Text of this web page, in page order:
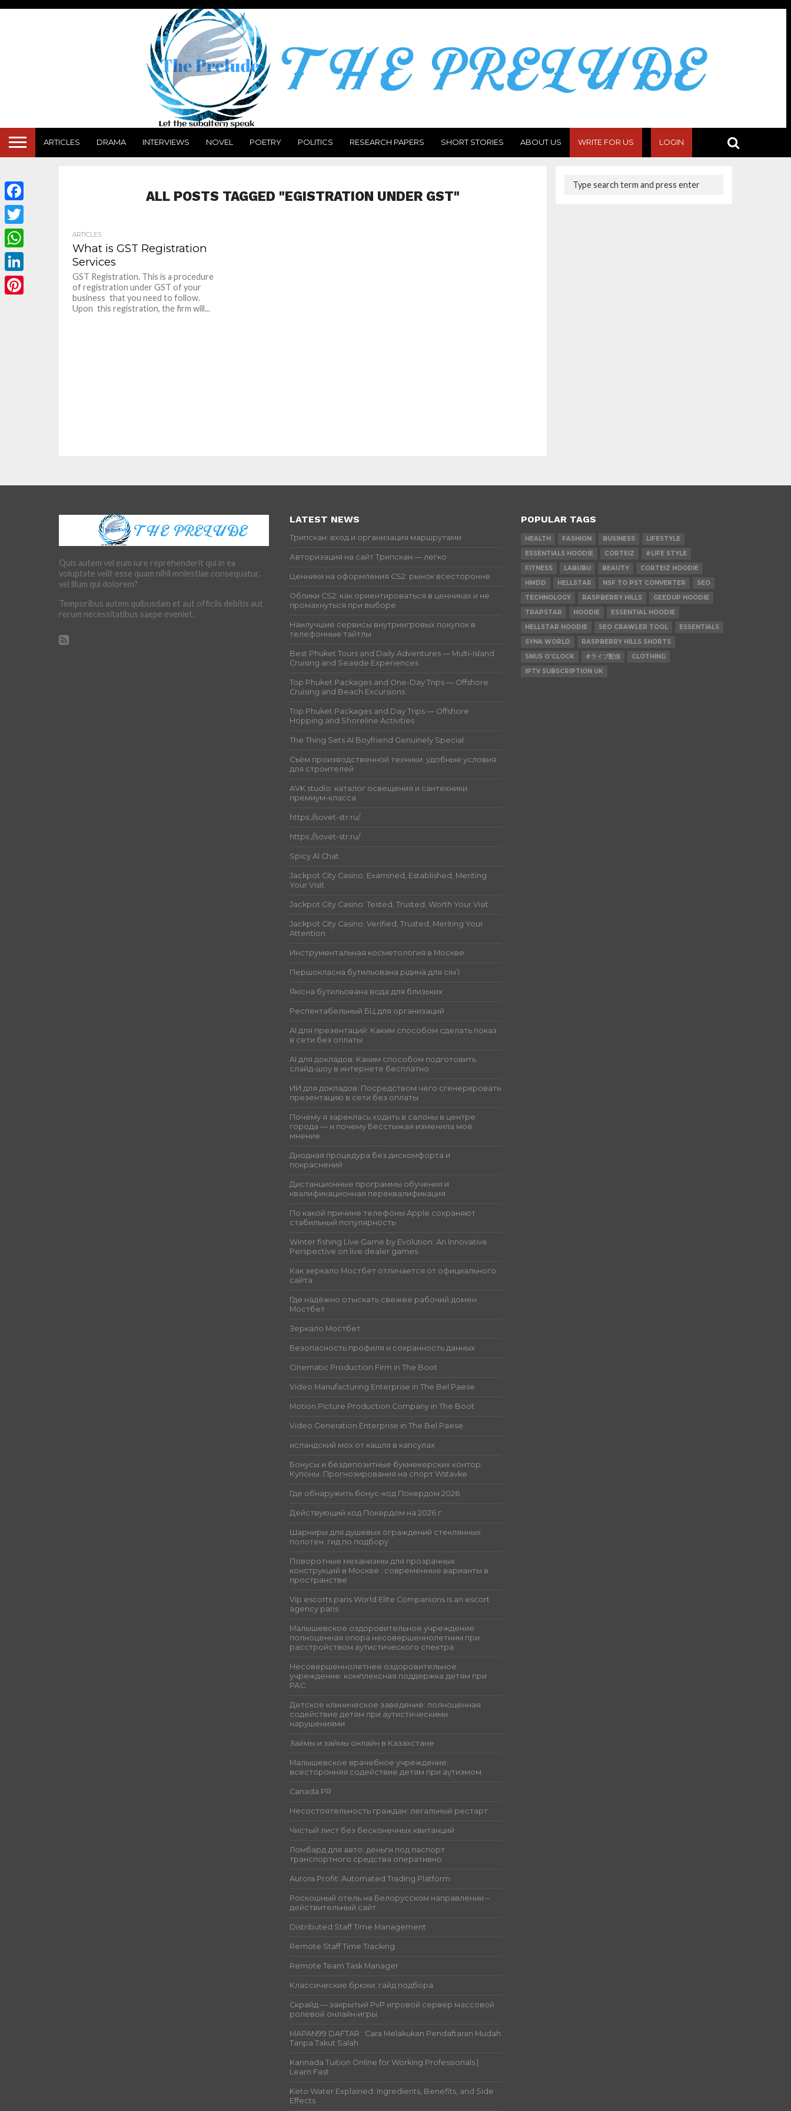
ARTICLES DRAMA INTERVIEWS NOVEL POETRY POLITICS RESEARCH PAPERS SHORT STORIES ABOUT US WRITE FOR US LOGIN
ALL POSTS TAGGED "EGISTRATION UNDER GST"
ARTICLES
What is GST Registration
Services
GST Registration. This is a procedure
of registration under GST of your
business that you need to follow.
Upon this registration, the firm will...
Quis autem vel eum iure reprehenderit qui in ea
voluptate velit esse quam nihil molestiae consequatur,
vel illum qui dolorem?
Temporibus autem quibusdam et aut officiis debitis aut
rerum necessitatibus saepe eveniet.
LATEST NEWS
Трипскан: вход и организация маршрутами
Авторизация на сайт Трипскан — легко
Ценники на оформления CS2: рынок всесторонне
Облики CS2: как ориентироваться в ценниках и не
промахнуться при выборе
Наилучшие сервисы внутриигровых покупок в
телефонные тайтлы
Best Phuket Tours and Daily Adventures — Multi-Island
Cruising and Seaside Experiences
Top Phuket Packages and One-Day Trips — Offshore
Cruising and Beach Excursions
Top Phuket Packages and Day Trips — Offshore
Hopping and Shoreline Activities
The Thing Sets AI Boyfriend Genuinely Special
Съём производственной техники: удобные условия
для строителей
AVK studio: каталог освещения и сантехники
премиум-класса
https://sovet-str.ru/
https://sovet-str.ru/
Spicy AI Chat
Jackpot City Casino: Examined, Established, Meriting
Your Visit
Jackpot City Casino: Tested, Trusted, Worth Your Visit
Jackpot City Casino: Verified, Trusted, Meriting Your
Attention
Инструментальная косметология в Москве
Першокласна бутильована рідина для сім’ї
Якісна бутильована вода для близьких
Респектабельный БЦ для организаций
AI для презентаций: Каким способом сделать показ
в сети без оплаты
AI для докладов: Каким способом подготовить
слайд-шоу в интернете бесплатно
ИИ для докладов: Посредством чего сгенерировать
презентацию в сети без оплаты
Почему я зареклась ходить в салоны в центре
города — и почему Бесстыжая изменила моё
мнение
Диодная процедура без дискомфорта и
покраснений
Дистанционные программы обучения и
квалификационная переквалификация
По какой причине телефоны Apple сохраняют
стабильный популярность
Winter fishing Live Game by Evolution: An Innovative
Perspective on live dealer games
Как зеркало Мостбет отличается от официального
сайта
Где надёжно отыскать свежее рабочий домен
Мостбет
Зеркало Мостбет
Безопасность профиля и сохранность данных
Cinematic Production Firm in The Boot
Video Manufacturing Enterprise in The Bel Paese
Motion Picture Production Company in The Boot
Video Generation Enterprise in The Bel Paese
исландский мох от кашля в капсулах
Бонусы и бездепозитные букмекерских контор.
Купоны. Прогнозирования на спорт Wstavke
Где обнаружить бонус-код Покердом 2026
Действующий код Покердом на 2026 г.
Шарниры для душевых ограждений стеклянных
полотен: гид по подбору
Поворотные механизмы для прозрачных
конструкций в Москве : современные варианты в
пространстве
Vip escorts paris World Elite Companions is an escort
agency paris
Малышевское оздоровительное учреждение:
полноценная опора несовершеннолетним при
расстройством аутистического спектра
Несовершеннолетнее оздоровительное
учреждение: комплексная поддержка детям при
РАС
Детское клиническое заведение: полноценная
содействие детям при аутистическими
нарушениями
Займы и займы онлайн в Казахстане
Малышевское врачебное учреждение:
всесторонняя содействие детям при аутизмом
Canada PR
Несостоятельность граждан: легальный рестарт
Чистый лист без бесконечных квитанций
Ломбард для авто: деньги под паспорт
транспортного средства оперативно
Aurora Profit: Automated Trading Platform
Роскошный отель на Белорусском направлении –
действительный сайт
Distributed Staff Time Management
Remote Staff Time Tracking
Remote Team Task Manager
Классические брюки: гайд подбора
Скрайд — закрытый PvP игровой сервер массовой
ролевой онлайн‑игры
MAPAN99 DAFTAR : Cara Melakukan Pendaftaran Mudah
Tanpa Takut Salah
Kannada Tuition Online for Working Professionals |
Learn Fast
Keto Water Explained: Ingredients, Benefits, and Side
Effects
POPULAR TAGS
HEALTH FASHION BUSINESS
LIFESTYLE
ESSENTIALS HOODIE
CORTEIZ
#LIFE STYLE
FITNESS
LABUBU BEAUTY
CORTEIZ HOODIE
HMDD
HELLSTAR NSF TO PST CONVERTER
SEO
TECHNOLOGY
RASPBERRY HILLS
GEEDUP HOODIE
TRAPSTAR
HOODIE
ESSENTIAL HOODIE
HELLSTAR HOODIE
SEO CRAWLER TOOL
ESSENTIALS
SYNA WORLD
RASPBERRY HILLS SHORTS
SNUS O'CLOCK
#ライブ配信
CLOTHING
IPTV SUBSCRIPTION UK
Facebook
Twitter
WhatsApp
LinkedIn